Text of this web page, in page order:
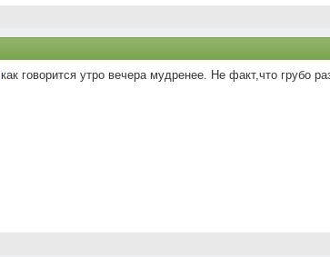
как говорится утро вечера мудренее. Не факт,что грубо